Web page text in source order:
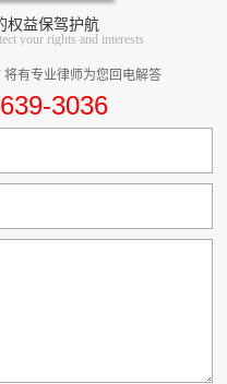
权益保驾护航
your rights and interests
有专业律师为您回电解答
3036